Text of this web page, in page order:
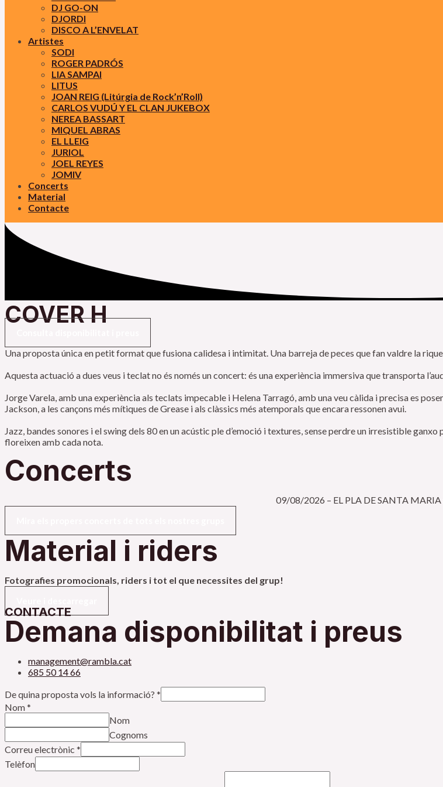
DJ GO-ON
DJORDI
DISCO A L’ENVELAT
Artistes
SODI
ROGER PADRÓS
LIA SAMPAI
LITUS
JOAN REIG (Litúrgia de Rock’n’Roll)
CARLOS VUDÚ Y EL CLAN JUKEBOX
NEREA BASSART
MIQUEL ABRAS
EL LLEIG
JURIOL
JOEL REYES
JOMIV
Concerts
Material
Contacte
COVER H
Una proposta única en petit format que fusiona calidesa i intimitat. Una barreja de peces que fan valdre la
Aquesta actuació a dues veus i teclat no és només un concert: és una experiència immersiva que transporta
Jorge Varela, amb una experiència als teclats impecable i Helena Tarragó, amb una veu càlida i precisa es
Jackson, a les cançons més mítiques de Grease i als clàssics més atemporals que encara ressonen avui.
Jazz, bandes sonores i el swing dels 80 en un acústic ple d’emoció i textures, sense perdre un irresistible
floreixen amb cada nota.
Concerts
09/08/2026 – EL PLA DE SANTA MARIA
Material i riders
Fotografies promocionals, riders i tot el que necessites del grup!
CONTACTE
Demana disponibilitat i preus
management@rambla.cat
685 50 14 66
De quina proposta vols la informació? *
Nom*
Nom
Cognoms
Correu electrònic *
Telèfon